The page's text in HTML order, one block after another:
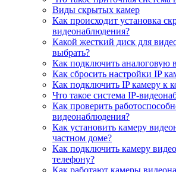
Виды скрытых камер
Как происходит установка
видеонаблюдения?
Какой жесткий диск для
выбрать?
Как подключить аналоговую
Как сбросить настройки IP
Как подключить IP камеру к
Что такое система IP-
Как проверить
видеонаблюдения?
Как установить камеру
частном доме?
Как подключить камеру
телефону?
Как работают камеры